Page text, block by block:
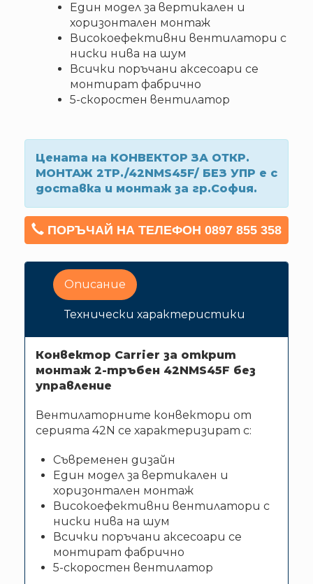
Един модел за вертикален и
хоризонтален монтаж
Високоефективни вентилатори с
ниски нива на шум
Всички поръчани аксесоари се
монтират фабрично
5-скоростен вентилатор
Цената на КОНВЕКТОР ЗА ОТКР.
МОНТАЖ 2ТР./42NMS45F/ БЕЗ УПР е с
доставка и монтаж за гр.София.
ПОРЪЧАЙ НА ТЕЛЕФОН 0897 855 358
Описание
Технически характеристики
Конвектор Carrier за открит
монтаж 2-тръбен 42NMS45F без
управление
Вентилаторните конвектори от
серията 42N се характеризират с:
Съвременен дизайн
Един модел за вертикален и
хоризонтален монтаж
Високоефективни вентилатори с
ниски нива на шум
Всички поръчани аксесоари се
монтират фабрично
5-скоростен вентилатор